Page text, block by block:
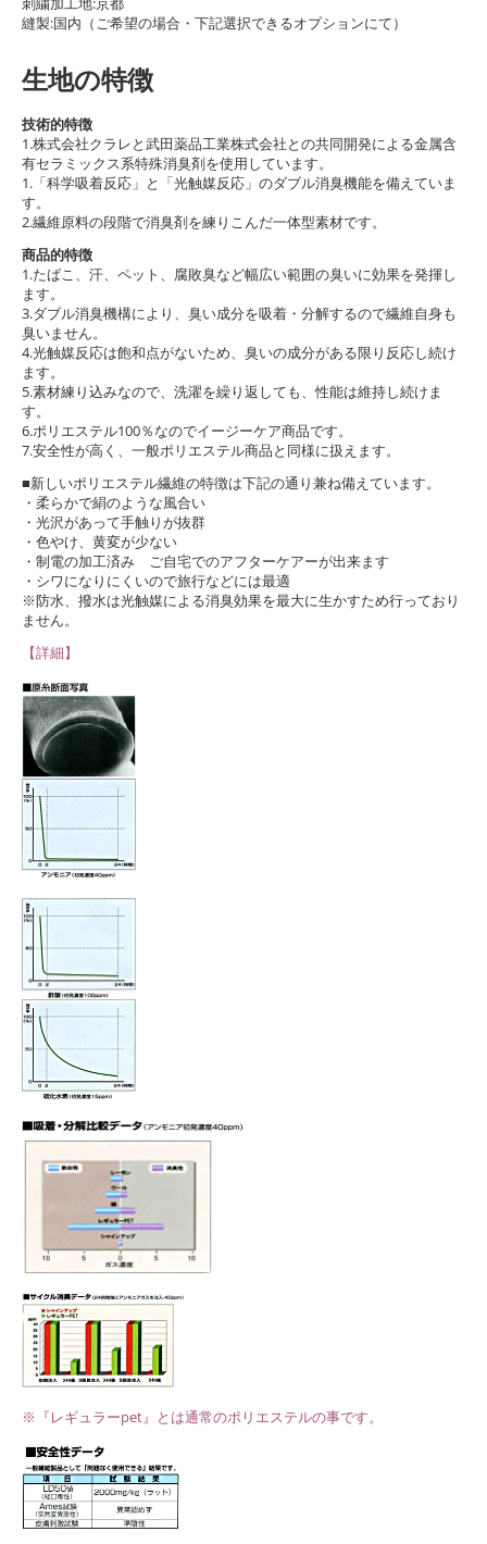
縫製:国内（ご希望の場合・下記選択できるオプションにて）
生地の特徴
技術的特徴
1.株式会社クラレと武田薬品工業株式会社との共同開発による金属含
有セラミックス系特殊消臭剤を使用しています。
1.「科学吸着反応」と「光触媒反応」のダブル消臭機能を備えていま
す。
2.繊維原料の段階で消臭剤を練りこんだ一体型素材です。
商品的特徴
1.たばこ、汗、ペット、腐敗臭など幅広い範囲の臭いに効果を発揮し
ます。
3.ダブル消臭機構により、臭い成分を吸着・分解するので繊維自身も
臭いません。
4.光触媒反応は飽和点がないため、臭いの成分がある限り反応し続け
ます。
5.素材練り込みなので、洗濯を繰り返しても、性能は維持し続けま
す。
6.ポリエステル100％なのでイージーケア商品です。
7.安全性が高く、一般ポリエステル商品と同様に扱えます。
■新しいポリエステル繊維の特徴は下記の通り兼ね備えています。
・柔らかで絹のような風合い
・光沢があって手触りが抜群
・色やけ、黄変が少ない
・制電の加工済み ご自宅でのアフターケアーが出来ます
・シワになりにくいので旅行などには最適
※防水、撥水は光触媒による消臭効果を最大に生かすため行っており
ません。
【詳細】
※『レギュラーpet』とは通常のポリエステルの事です。